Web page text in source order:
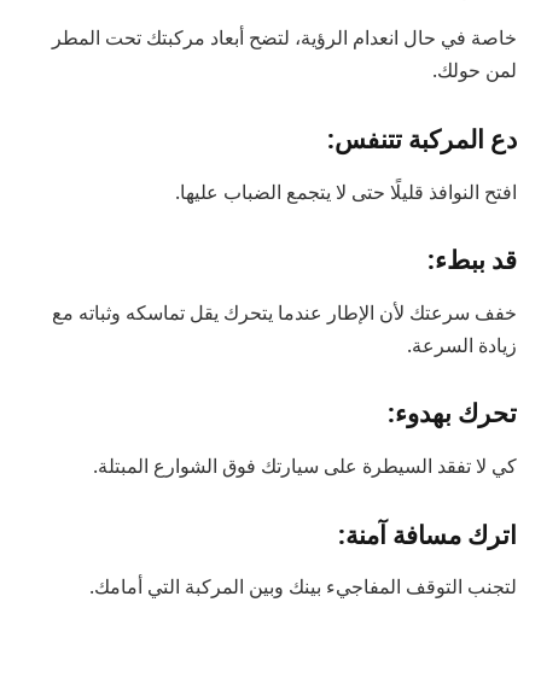
خاصة في حال انعدام الرؤية، لتضح أبعاد مركبتك تحت المطر
لمن حولك.
دع المركبة تتنفس:
افتح النوافذ قليلًا حتى لا يتجمع الضباب عليها.
قد ببطء:
خفف سرعتك لأن الإطار عندما يتحرك يقل تماسكه وثباته مع
زيادة السرعة.
تحرك بهدوء:
كي لا تفقد السيطرة على سيارتك فوق الشوارع المبتلة.
اترك مسافة آمنة:
لتجنب التوقف المفاجيء بينك وبين المركبة التي أمامك.